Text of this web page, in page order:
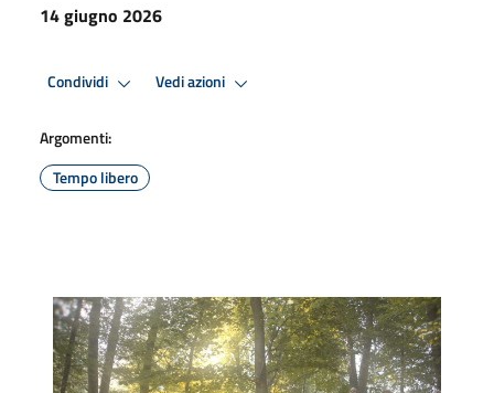
14 giugno 2026
Condividi Vedi azioni
Argomenti:
Tempo libero